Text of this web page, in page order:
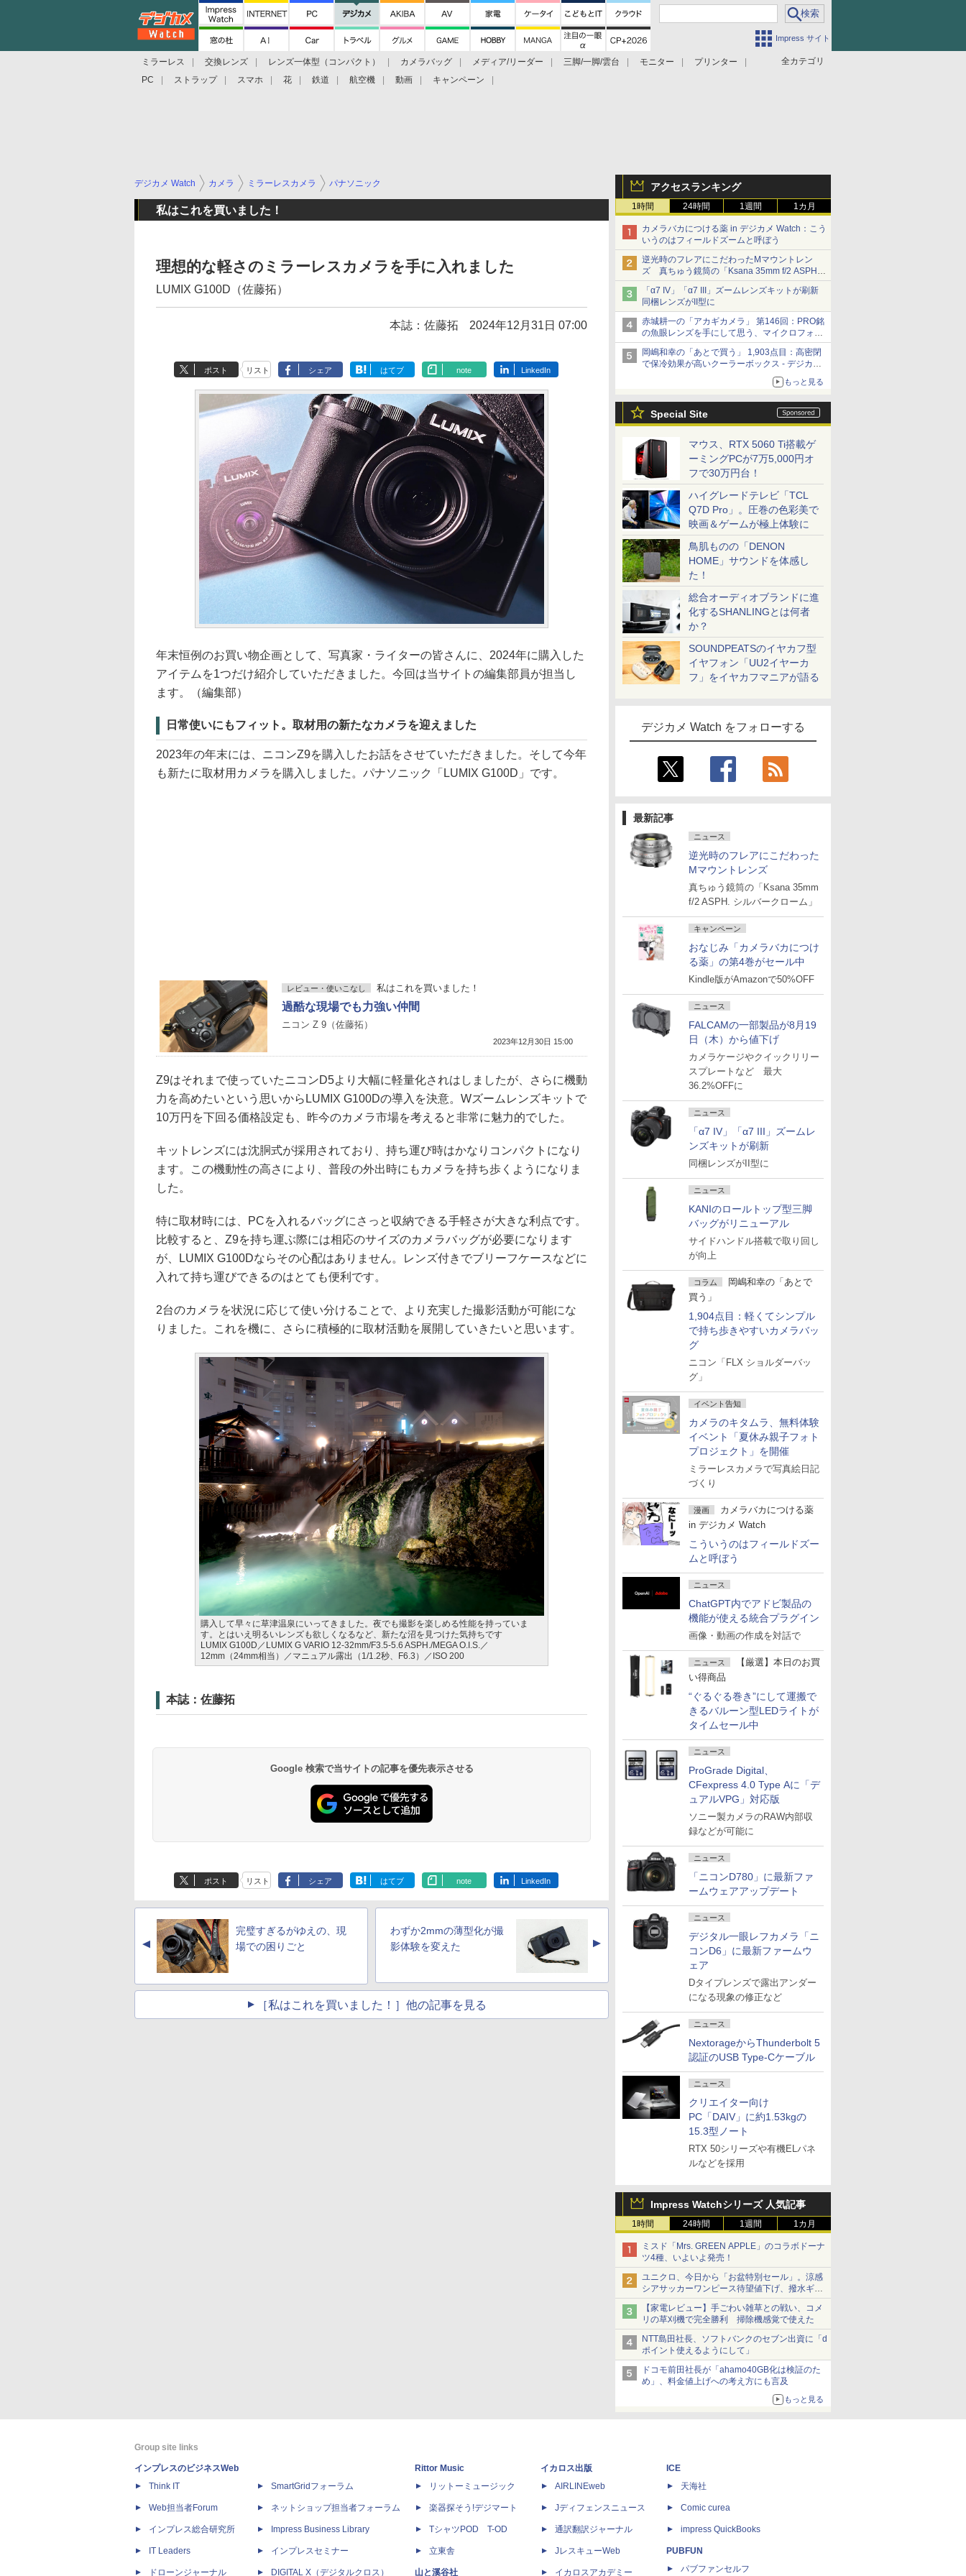
Impress サイト
全カテゴリ
ミラーレス 交換レンズ レンズ一体型（コンパクト） カメラバッグ メディア/リーダー 三脚/一脚/雲台 モニター
プリンター
PC
ストラップ スマホ 花 鉄道 航空機 動画 キャンペーン
アクセスランキング
1時間 24時間 1週間 1カ月
カメラバカにつける薬 in デジカメ Watch：こう
いうのはフィールドズームと呼ぼう
逆光時のフレアにこだわったMマウントレン
ズ 真ちゅう鏡筒の「Ksana 35mm f/2 ASPH.
シルバークローム」
「α7 IV」「α7 III」ズームレンズキットが刷新
同梱レンズがII型に
赤城耕一の「アカギカメラ」 第146回：PRO銘
の魚眼レンズを手にして思う、マイクロフォー
サーズへの期待と可能性
岡嶋和幸の「あとで買う」 1,903点目：高密閉
で保冷効果が高いクーラーボックス - デジカメ
もっと見る
Special Site
マウス、RTX 5060 Ti搭載ゲ
ーミングPCが7万5,000円オ
フで30万円台！
ハイグレードテレビ「TCL
Q7D Pro」。圧巻の色彩美で
映画＆ゲームが極上体験に
鳥肌ものの「DENON
HOME」サウンドを体感し
た！
総合オーディオブランドに進
化するSHANLINGとは何者
か？
SOUNDPEATSのイヤカフ型
イヤフォン「UU2イヤーカ
フ」をイヤカフマニアが語る
デジカメ Watch をフォローする
最新記事
ニュース
逆光時のフレアにこだわった
Mマウントレンズ
真ちゅう鏡筒の「Ksana 35mm
f/2 ASPH. シルバークローム」
キャンペーン
おなじみ「カメラバカにつけ
る薬」の第4巻がセール中
Kindle版がAmazonで50%OFF
ニュース
FALCAMの一部製品が8月19
日（木）から値下げ
カメラケージやクイックリリー
スプレートなど 最大
36.2%OFFに
ニュース
「α7 IV」「α7 III」ズームレ
ンズキットが刷新
同梱レンズがII型に
ニュース
KANIのロールトップ型三脚
バッグがリニューアル
サイドハンドル搭載で取り回し
が向上
コラム
岡嶋和幸の「あとで
買う」
1,904点目：軽くてシンプル
で持ち歩きやすいカメラバッ
グ
ニコン「FLX ショルダーバッ
グ」
イベント告知
カメラのキタムラ、無料体験
イベント「夏休み親子フォト
プロジェクト」を開催
ミラーレスカメラで写真絵日記
づくり
漫画
カメラバカにつける薬
in デジカメ Watch
こういうのはフィールドズー
ムと呼ぼう
ニュース
ChatGPT内でアドビ製品の
機能が使える統合プラグイン
画像・動画の作成を対話で
ニュース
【厳選】本日のお買
い得商品
“ぐるぐる巻き”にして運搬で
きるバルーン型LEDライトが
タイムセール中
ニュース
ProGrade Digital、
CFexpress 4.0 Type Aに「デ
ュアルVPG」対応版
ソニー製カメラのRAW内部収
録などが可能に
ニュース
「ニコンD780」に最新ファ
ームウェアアップデート
ニュース
デジタル一眼レフカメラ「ニ
コンD6」に最新ファームウ
ェア
Dタイプレンズで露出アンダー
になる現象の修正など
ニュース
NextorageからThunderbolt 5
認証のUSB Type-Cケーブル
ニュース
クリエイター向け
PC「DAIV」に約1.53kgの
15.3型ノート
RTX 50シリーズや有機ELパネ
ルなどを採用
Impress Watchシリーズ 人気記事
1時間 24時間 1週間 1カ月
ミスド「Mrs. GREEN APPLE」のコラボドーナ
ツ4種、いよいよ発売！
ユニクロ、今日から「お盆特別セール」。涼感
シアサッカーワンピース待望値下げ、撥水ギア
ショーツは1990円に
【家電レビュー】手ごわい雑草との戦い、コメ
リの草刈機で完全勝利 掃除機感覚で使えた
NTT島田社長、ソフトバンクのセブン出資に「d
ポイント使えるようにして」
ドコモ前田社長が「ahamo40GB化は検証のた
め」、料金値上げへの考え方にも言及
もっと見る
デジカメ Watch カメラ ミラーレスカメラ パナソニック
私はこれを買いました！
理想的な軽さのミラーレスカメラを手に入れました
LUMIX G100D（佐藤拓）
本誌：佐藤拓 2024年12月31日 07:00
ポスト リスト シェア はてブ note LinkedIn
年末恒例のお買い物企画として、写真家・ライターの皆さんに、2024年に購入した
アイテムを1つだけ紹介していただきました。今回は当サイトの編集部員が担当し
ます。（編集部）
日常使いにもフィット。取材用の新たなカメラを迎えました
2023年の年末には、ニコンZ9を購入したお話をさせていただきました。そして今年
も新たに取材用カメラを購入しました。パナソニック「LUMIX G100D」です。
レビュー・使いこなし 私はこれを買いました！
過酷な現場でも力強い仲間
ニコン Z 9（佐藤拓）
2023年12月30日 15:00
Z9はそれまで使っていたニコンD5より大幅に軽量化されはしましたが、さらに機動
力を高めたいという思いからLUMIX G100Dの導入を決意。Wズームレンズキットで
10万円を下回る価格設定も、昨今のカメラ市場を考えると非常に魅力的でした。
キットレンズには沈胴式が採用されており、持ち運び時はかなりコンパクトになり
ます。この機動性の高さにより、普段の外出時にもカメラを持ち歩くようになりま
した。
特に取材時には、PCを入れるバッグにさっと収納できる手軽さが大きな利点です。
比較すると、Z9を持ち運ぶ際には相応のサイズのカメラバッグが必要になります
が、LUMIX G100Dならその心配はありません。レンズ付きでブリーフケースなどに
入れて持ち運びできるのはとても便利です。
2台のカメラを状況に応じて使い分けることで、より充実した撮影活動が可能にな
りました。これを機に、さらに積極的に取材活動を展開していきたいと思います。
購入して早々に草津温泉にいってきました。夜でも撮影を楽しめる性能を持っていま
す。とはいえ明るいレンズも欲しくなるなど、新たな沼を見つけた気持ちです
LUMIX G100D／LUMIX G VARIO 12-32mm/F3.5-5.6 ASPH./MEGA O.I.S.／
12mm（24mm相当）／マニュアル露出（1/1.2秒、F6.3）／ISO 200
本誌：佐藤拓
Google 検索で当サイトの記事を優先表示させる
ポスト リスト シェア はてブ note LinkedIn
▲
完璧すぎるがゆえの、現
場での困りごと
わずか2mmの薄型化が撮
影体験を変えた
▲
［私はこれを買いました！］他の記事を見る
Group site links
インプレスのビジネスWeb
Think IT
Web担当者Forum
インプレス総合研究所
IT Leaders
ドローンジャーナル
SmartGridフォーラム
ネットショップ担当者フォーラム
Impress Business Library
インプレスセミナー
DIGITAL X（デジタルクロス）
Rittor Music
リットーミュージック
楽器探そう!デジマート
TシャツPOD T-OD
立東舎
山と溪谷社
イカロス出版
AIRLINEweb
Jディフェンスニュース
通訳翻訳ジャーナル
JレスキューWeb
イカロスアカデミー
ICE
天海社
Comic curea
impress QuickBooks
PUBFUN
パブファンセルフ